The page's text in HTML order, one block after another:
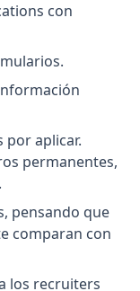
con
por aplicar.
permanentes,
pensando que
comparan con
los recruiters